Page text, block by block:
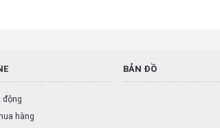
động
hàng
BẢN ĐỒ